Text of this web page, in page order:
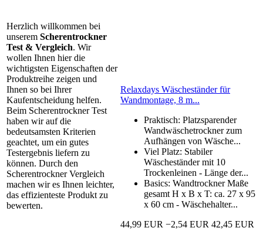
Herzlich willkommen bei
unserem Scherentrockner
Test & Vergleich. Wir
wollen Ihnen hier die
wichtigsten Eigenschaften der
Produktreihe zeigen und
Ihnen so bei Ihrer
Kaufentscheidung helfen.
Beim Scherentrockner Test
haben wir auf die
bedeutsamsten Kriterien
geachtet, um ein gutes
Testergebnis liefern zu
können. Durch den
Scherentrockner Vergleich
machen wir es Ihnen leichter,
das effizienteste Produkt zu
bewerten.
Relaxdays Wäscheständer für
Wandmontage, 8 m...
Praktisch: Platzsparender
Wandwäschetrockner zum
Aufhängen von Wäsche...
Viel Platz: Stabiler
Wäscheständer mit 10
Trockenleinen - Länge der...
Basics: Wandtrockner Maße
gesamt H x B x T: ca. 27 x 95
x 60 cm - Wäschehalter...
44,99 EUR −2,54 EUR 42,45 EUR